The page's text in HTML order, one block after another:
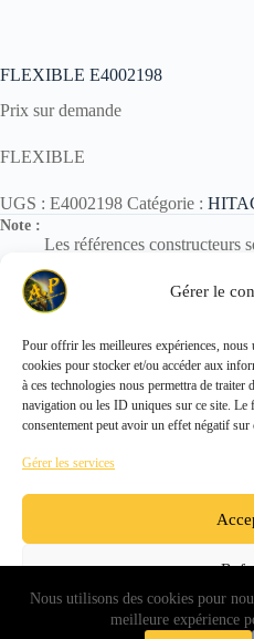
Gérer le
Pour offrir les meilleures expériences, nous
cookies pour stocker et/ou accéder aux
à ces technologies nous permettra de traiter
navigation ou les ID uniques sur ce site. Le
consentement peut avoir un effet négatif
Gérer les services
Voir les
Nous utilisons des cookies pour
meilleure expérience
FLEXIBLE E4002198
Prix sur demande
FLEXIBLE
UGS : E4002198 Catégorie :
Note :
Les références constructeurs
Elles sont utilisées
pièces.
Copyright © 2026 - ALL